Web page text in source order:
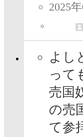
2025
よし
って
売国
の売
て参